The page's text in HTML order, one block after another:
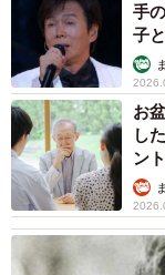
手
子
お
し
ン